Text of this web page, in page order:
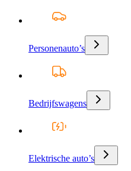
Personenauto’s
Bedrijfswagens
Elektrische auto’s